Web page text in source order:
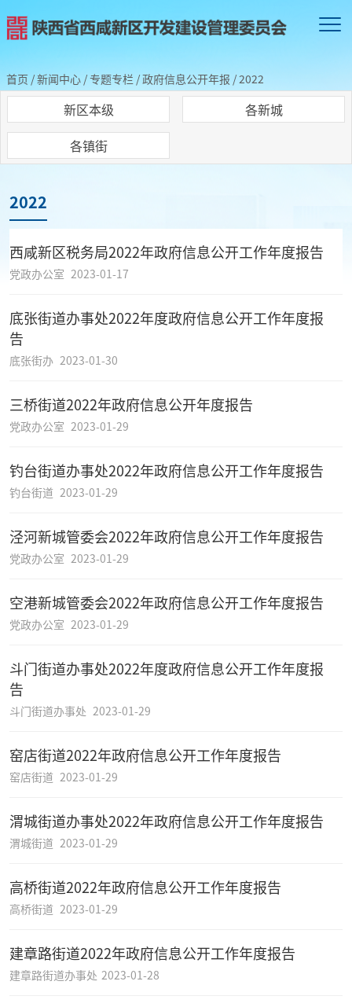
首页 /新闻中心 /专题专栏 /政府信息公开年报 /2022
新区本级
各新城
各镇街
2022
西咸新区税务局2022年政府信息公开工作年度报告
党政办公室 2023-01-17
底张街道办事处2022年度政府信息公开工作年度报
告
底张街办 2023-01-30
三桥街道2022年政府信息公开年度报告
党政办公室 2023-01-29
钓台街道办事处2022年政府信息公开工作年度报告
钓台街道 2023-01-29
泾河新城管委会2022年政府信息公开工作年度报告
党政办公室 2023-01-29
空港新城管委会2022年政府信息公开工作年度报告
党政办公室 2023-01-29
斗门街道办事处2022年度政府信息公开工作年度报
告
斗门街道办事处 2023-01-29
窑店街道2022年政府信息公开工作年度报告
窑店街道 2023-01-29
渭城街道办事处2022年政府信息公开工作年度报告
渭城街道 2023-01-29
高桥街道2022年政府信息公开工作年度报告
高桥街道 2023-01-29
建章路街道2022年政府信息公开工作年度报告
建章路街道办事处 2023-01-28